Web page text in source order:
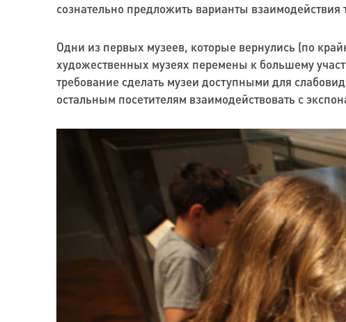
сознательно предложить варианты взаимодействия
Одни из первых музеев, которые вернулись (по
художественных музеях перемены к большему
требование сделать музеи доступными для
остальным посетителям взаимодействовать с